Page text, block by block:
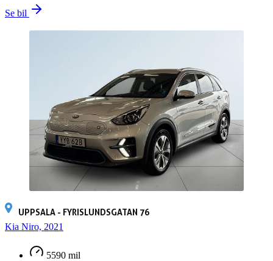
Se bil
UPPSALA - FYRISLUNDSGATAN 76
Kia Niro, 2021
5590 mil